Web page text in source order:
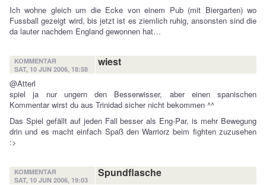
Ich wohne gleich um die Ecke von einem Pub (mit Biergarten) wo
Fussball gezeigt wird, bis jetzt ist es ziemlich ruhig, ansonsten sind die
da lauter nachdem England gewonnen hat…
KOMMENTAR
SAT, 10 JUN 2006, 18:58
wiest
@Atterl
spiel ja nur ungern den Besserwisser, aber einen spanischen
Kommentar wirst du aus Trinidad sicher nicht bekommen ^^
Das Spiel gefällt auf jeden Fall besser als Eng-Par, is mehr Bewegung
drin und es macht einfach Spaß den Warriorz beim fighten zuzusehen
:>
KOMMENTAR
SAT, 10 JUN 2006, 19:03
Spundflasche